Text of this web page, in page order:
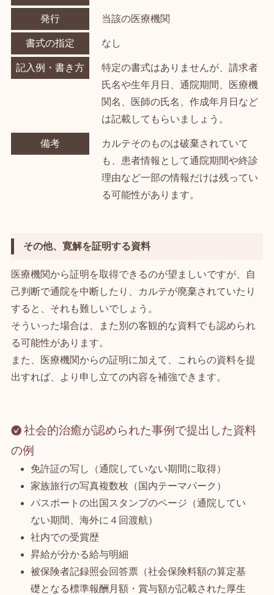
発行 当該の医療機関
書式の指定 なし
記入例・書き方
特定の書式はありませんが、請求者
氏名や生年月日、通院期間、医療機
関名、医師の氏名、作成年月日など
は記載してもらいましょう。
備考
カルテそのものは破棄されていて
も、患者情報として通院期間や終診
理由など一部の情報だけは残ってい
る可能性があります。
その他、寛解を証明する資料
医療機関から証明を取得できるのが望ましいですが、自
己判断で通院を中断したり、カルテが廃棄されていたり
すると、それも難しいでしょう。
そういった場合は、また別の客観的な資料でも認められ
る可能性があります。
また、医療機関からの証明に加えて、これらの資料を提
出すれば、より申し立ての内容を補強できます。
社会的治癒が認められた事例で提出した資料
の例
免許証の写し（通院していない期間に取得）
家族旅行の写真複数枚（国内テーマパーク）
パスポートの出国スタンプのページ（通院してい
ない期間、海外に４回渡航）
社内での受賞歴
昇給が分かる給与明細
被保険者記録照会回答票（社会保険料額の算定基
礎となる標準報酬月額・賞与額が記載された厚生